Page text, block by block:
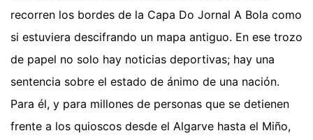
recorren los bordes de la Capa Do Jornal A Bola como
si estuviera descifrando un mapa antiguo. En ese trozo
de papel no solo hay noticias deportivas; hay una
sentencia sobre el estado de ánimo de una nación.
Para él, y para millones de personas que se detienen
frente a los quioscos desde el Algarve hasta el Miño,